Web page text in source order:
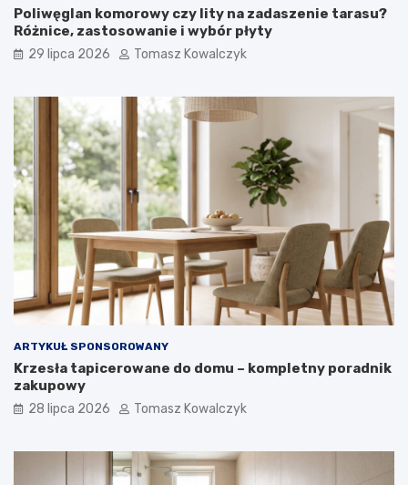
Poliwęglan komorowy czy lity na zadaszenie tarasu?
Różnice, zastosowanie i wybór płyty
29 lipca 2026 Tomasz Kowalczyk
ARTYKUŁ SPONSOROWANY
Krzesła tapicerowane do domu – kompletny poradnik
zakupowy
28 lipca 2026 Tomasz Kowalczyk